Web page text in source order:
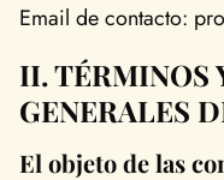
Email de contacto:
II. TÉRMINOS
GENERALES
El objeto de las